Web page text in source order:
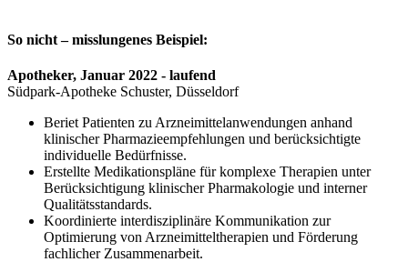
So nicht – misslungenes Beispiel:
Apotheker, Januar 2022 - laufend
Südpark-Apotheke Schuster, Düsseldorf
Beriet Patienten zu Arzneimittelanwendungen anhand
klinischer Pharmazieempfehlungen und berücksichtigte
individuelle Bedürfnisse.
Erstellte Medikationspläne für komplexe Therapien unter
Berücksichtigung klinischer Pharmakologie und interner
Qualitätsstandards.
Koordinierte interdisziplinäre Kommunikation zur
Optimierung von Arzneimitteltherapien und Förderung
fachlicher Zusammenarbeit.